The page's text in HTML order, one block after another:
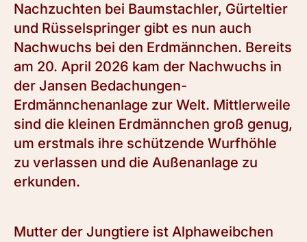
Nachzuchten bei Baumstachler, Gürteltier
und Rüsselspringer gibt es nun auch
Nachwuchs bei den Erdmännchen. Bereits
am 20. April 2026 kam der Nachwuchs in
der Jansen Bedachungen-
Erdmännchenanlage zur Welt. Mittlerweile
sind die kleinen Erdmännchen groß genug,
um erstmals ihre schützende Wurfhöhle
zu verlassen und die Außenanlage zu
erkunden.
Mutter der Jungtiere ist Alphaweibchen